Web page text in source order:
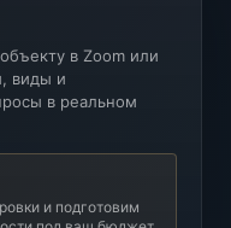
в Zoom или
виды и
в реальном
и подготовим